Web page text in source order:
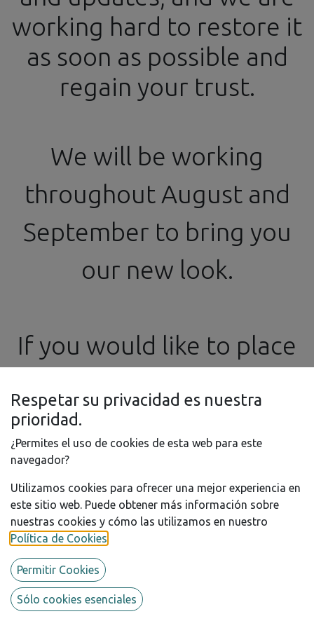
info@ssgproducts.com
+34 644 54 77 87
From 4 PM to 8 PM
Workbench
Extraction Organization
Cutting
No product defined
No product defined in this category.
working hard to restore it
as soon as possible and
regain your trust.
We will be working
throughout August and
September to bring you
our new look.
If you would like to place
please feel free to
contact us by email at ​
info@ssgproducts.com
Respetar su privacidad es nuestra
prioridad.
¿Permites el uso de cookies de esta web para este
navegador?
Utilizamos cookies para ofrecer una mejor experiencia en
este sitio web. Puede obtener más información sobre
nuestras cookies y cómo las utilizamos en nuestro
Política de Cookies
Permitir Cookies
Sólo cookies esenciales